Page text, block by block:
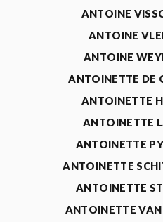
ANTOINE
ANTOINE
ANTOINE
ANTOINETTE DE
ANTOINETTE
ANTOINETTE
ANTOINETTE
ANTOINETTE
ANTOINETTE
ANTOINETTE